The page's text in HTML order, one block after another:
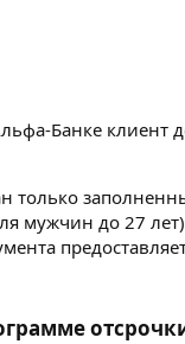
Банке клиент
только
мужчин до 27